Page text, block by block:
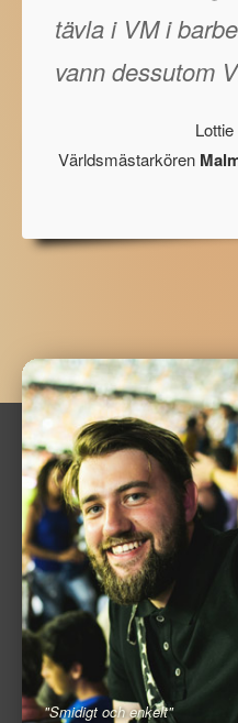
tävla i VM i
vann dessutom
Världsmästarkören
"Smidigt och enkelt"